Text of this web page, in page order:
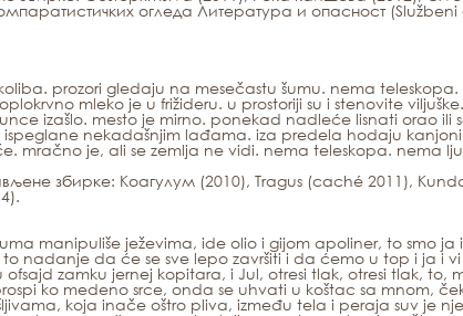
огледа Литература и опасност(Službeni
prozori gledaju na mesečastu šumu. nema teleskopa.
mleko je u frižideru. u prostoriji su i stenovite
izašlo. mesto je mirno. ponekad nadleće lisnati orao ili
ispeglane nekadašnjim lađama. iza predela hodaju
mračno je, ali se zemlja ne vidi. nema teleskopa. nema
збирке: Коагулум (2010), Tragus(caché 2011),
manipuliše ježevima, ide olio i gijom apoliner, to smo ja
nadanje da će se sve lepo završiti i da ćemo u top i ja i
zamku jernej kopitara, i Jul, otresi tlak, otresi tlak, to,
ko medeno srce, onda se uhvati u koštac sa mnom,
koja inače oštro pliva, između tela i peraja suv je